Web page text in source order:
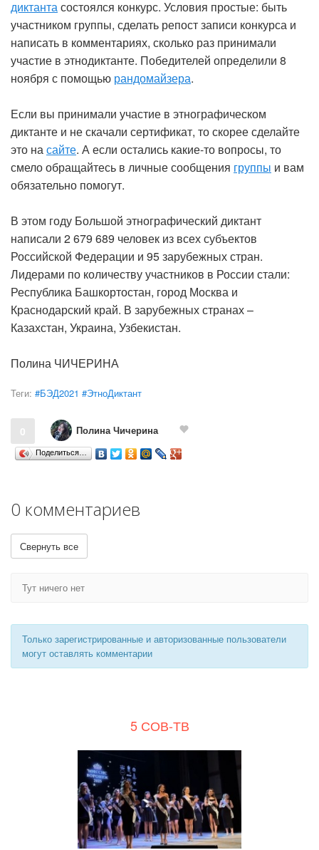
диктантасостоялся конкурс. Условия простые: быть
участником группы, сделать репост записи конкурса и
написать в комментариях, сколько раз принимали
участие в этнодиктанте. Победителей определили 8
ноября с помощью рандомайзера.
Если вы принимали участие в этнографическом
диктанте и не скачали сертификат, то скорее сделайте
это насайте. А если остались какие-то вопросы, то
смело обращайтесь в личные сообщения группы и вам
обязательно помогут.
В этом году Большой этнографический диктант
написали 2 679 689 человек из всех субъектов
Российской Федерации и 95 зарубежных стран.
Лидерами по количеству участников в России стали:
Республика Башкортостан, город Москва и
Краснодарский край. В зарубежных странах –
Казахстан, Украина, Узбекистан.
Полина ЧИЧЕРИНА
Теги: #БЭД2021 #ЭтноДиктант
0 Полина Чичерина
Поделиться…
0 комментариев
Свернуть все
Тут ничего нет
Только зарегистрированные и авторизованные пользователи
могут оставлять комментарии
5 СОВ-ТВ